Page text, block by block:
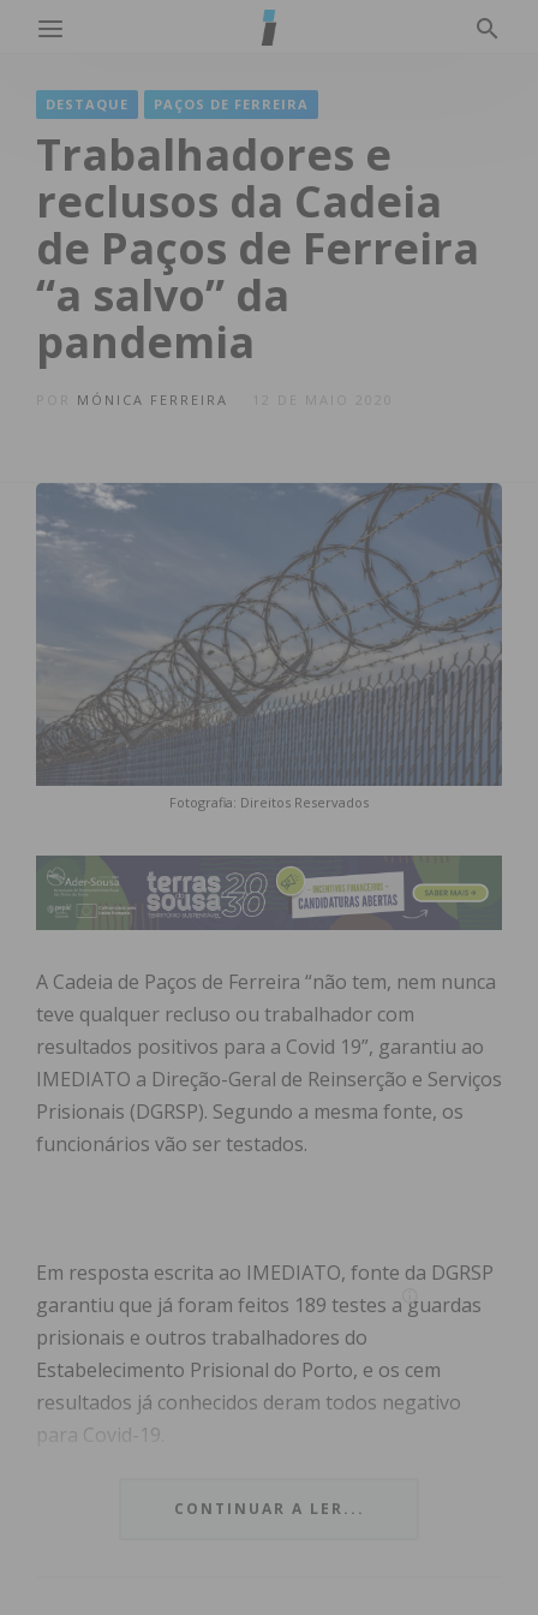
DESTAQUE PAÇOS DE FERREIRA
Trabalhadores e
reclusos da Cadeia
de Paços de Ferreira
“a salvo” da
pandemia
MÓNICA FERREIRA 12 DE MAIO 2020
Fotografia: Direitos Reservados
A Cadeia de Paços de Ferreira “não tem, nem nunca
teve qualquer recluso ou trabalhador com
resultados positivos para a Covid 19”, garantiu ao
IMEDIATO a Direção-Geral de Reinserção e Serviços
Prisionais (DGRSP). Segundo a mesma fonte, os
funcionários vão ser testados.
Em resposta escrita ao IMEDIATO, fonte da DGRSP
garantiu que já foram feitos 189 testes a guardas
prisionais e outros trabalhadores do
Estabelecimento Prisional do Porto, e os cem
resultados já conhecidos deram todos negativo
para Covid-19.
A lista dos próximos estabelecimentos prisionais
CONTINUAR A LER...